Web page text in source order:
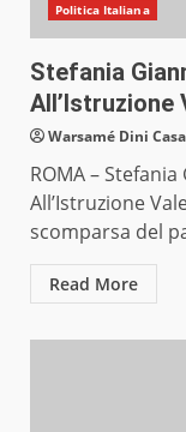
Politica Italiana
Stefania
All’Istruzione
Warsamé Dini
ROMA –
All’Istruzione
scomparsa del
Read More